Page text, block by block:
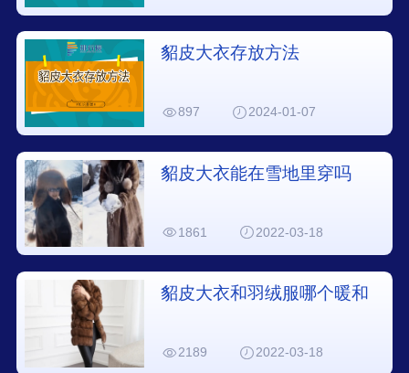
貂皮大衣存放方法
897 2024-01-07
貂皮大衣能在雪地里穿吗
1861 2022-03-18
貂皮大衣和羽绒服哪个暖和
2189 2022-03-18